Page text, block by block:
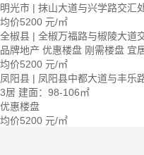
明光市 | 抹山大道与兴学路交汇
均价5200 元/㎡
全椒县 | 全椒万福路与椒陵大道
品牌地产 优惠楼盘 刚需楼盘 宜
均价5200 元/㎡
凤阳县 | 凤阳县中都大道与丰乐
3居 建面：98-106㎡
优惠楼盘
均价5200 元/㎡